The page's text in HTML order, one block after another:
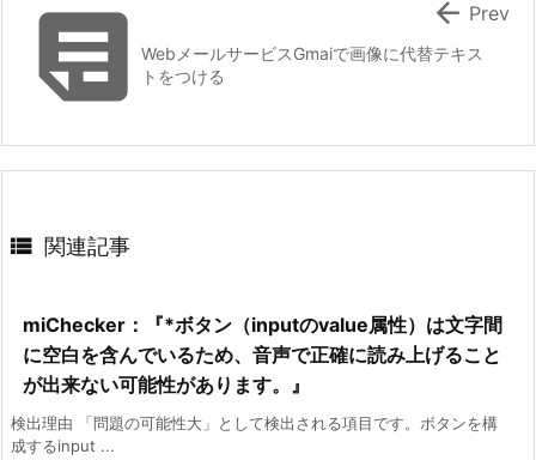
WebメールサービスGmaiで画像に代替テキス
トをつける
 Prev
 関連記事
miChecker：『*ボタン（inputのvalue属性）は文字間
に空白を含んでいるため、音声で正確に読み上げること
が出来ない可能性があります。』
検出理由 「問題の可能性大」として検出される項目です。ボタンを構
成するinput ...